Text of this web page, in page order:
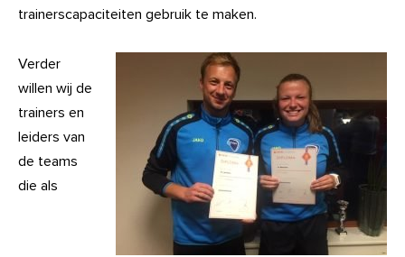
trainerscapaciteiten gebruik te maken.
Verder
willen wij de
trainers en
leiders van
de teams
die als